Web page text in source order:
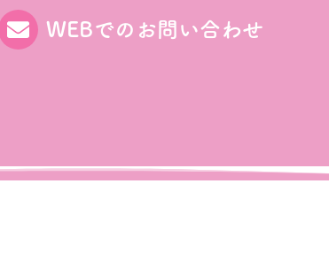
WEBでのお問い合わせ